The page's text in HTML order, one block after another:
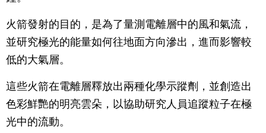
火箭發射的目的，是為了量測電離層中的風和氣流，
並研究極光的能量如何往地面方向滲出，進而影響較
低的大氣層。
這些火箭在電離層釋放出兩種化學示蹤劑，並創造出
色彩鮮艷的明亮雲朵，以協助研究人員追蹤粒子在極
光中的流動。